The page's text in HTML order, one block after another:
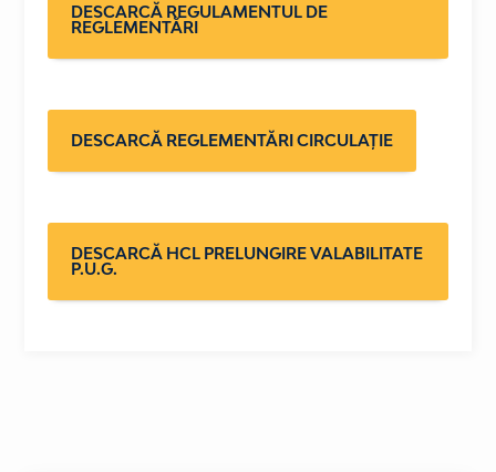
DESCARCĂ REGULAMENTUL DE
REGLEMENTĂRI
DESCARCĂ REGLEMENTĂRI CIRCULAȚIE
DESCARCĂ HCL PRELUNGIRE VALABILITATE
P.U.G.